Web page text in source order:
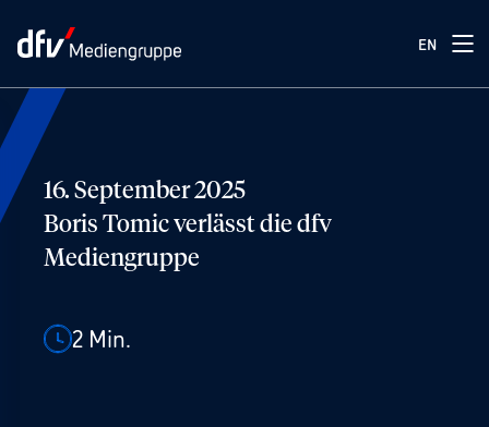
EN
16. September 2025
Boris Tomic verlässt die dfv
Mediengruppe
2 Min.